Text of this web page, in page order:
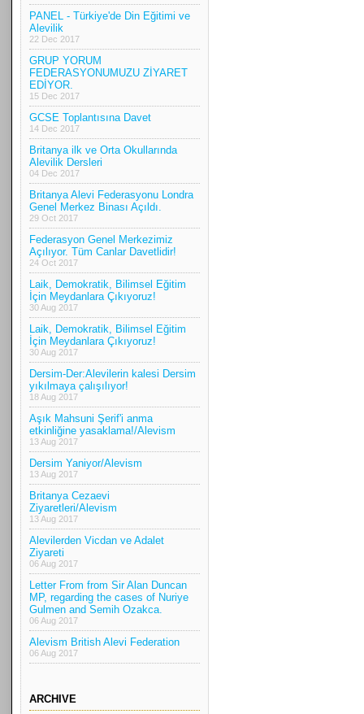
PANEL - Türkiye'de Din Eğitimi ve
Alevilik
22 Dec 2017
GRUP YORUM
FEDERASYONUMUZU ZİYARET
EDİYOR.
15 Dec 2017
GCSE Toplantısına Davet
14 Dec 2017
Britanya ilk ve Orta Okullarında
Alevilik Dersleri
04 Dec 2017
Britanya Alevi Federasyonu Londra
Genel Merkez Binası Açıldı.
29 Oct 2017
Federasyon Genel Merkezimiz
Açılıyor. Tüm Canlar Davetlidir!
24 Oct 2017
Laik, Demokratik, Bilimsel Eğitim
İçin Meydanlara Çıkıyoruz!
30 Aug 2017
Laik, Demokratik, Bilimsel Eğitim
İçin Meydanlara Çıkıyoruz!
30 Aug 2017
Dersim-Der:Alevilerin kalesi Dersim
yıkılmaya çalışılıyor!
18 Aug 2017
Aşık Mahsuni Şerif'i anma
etkinliğine yasaklama!/Alevism
13 Aug 2017
Dersim Yaniyor/Alevism
13 Aug 2017
Britanya Cezaevi
Ziyaretleri/Alevism
13 Aug 2017
Alevilerden Vicdan ve Adalet
Ziyareti
06 Aug 2017
Letter From from Sir Alan Duncan
MP, regarding the cases of Nuriye
Gulmen and Semih Ozakca.
06 Aug 2017
Alevism British Alevi Federation
06 Aug 2017
ARCHIVE